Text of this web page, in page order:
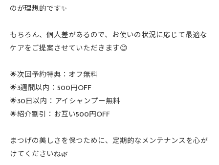
のが理想的です✨
もちろん、個人差があるので、お使いの状況に応じて最適な
ケアをご提案させていただきます😊
🌟次回予約特典：オフ無料
🌟3週間以内：500円OFF
🌟30日以内：アイシャンプー無料
🌟紹介割引：お互い500円OFF
まつげの美しさを保つために、定期的なメンテナンスを心が
けてくださいね🌿